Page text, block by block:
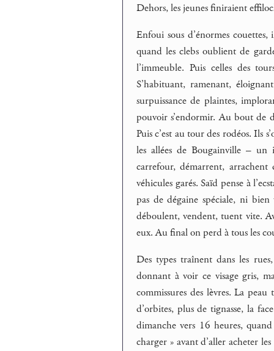
Dehors, les jeunes finiraient
Enfoui sous d’énormes
quand les clebs oublient de
l’immeuble. Puis celles des
S’habituant, ramenant,
surpuissance de plaintes,
pouvoir s’endormir. Au bout de
Puis c’est au tour des rodéos. Ils
les allées de Bougainville – un
carrefour, démarrent, arrachent
véhicules garés. Saïd pense à
pas de dégaine spéciale, ni
déboulent, vendent, tuent vite.
eux. Au final on perd à tous les
Des types traînent dans les
donnant à voir ce visage gris,
commissures des lèvres. La
d’orbites, plus de tignasse, la
dimanche vers 16 heures,
charger » avant d’aller acheter